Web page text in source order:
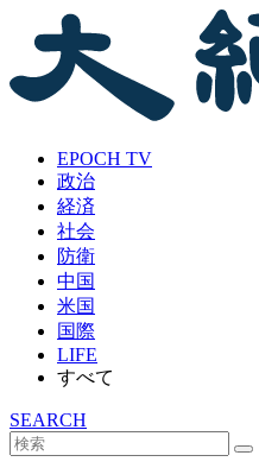
EPOCH TV
政治
経済
社会
防衛
中国
米国
国際
LIFE
すべて
SEARCH